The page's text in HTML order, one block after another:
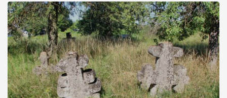
бруньками, кози ті бруньки обгризають, бо то улюблений
делікатес. На цвинтарі у Голубечому ціла колекція
різноманітних форм хрестів. Село відносно невелике, […]